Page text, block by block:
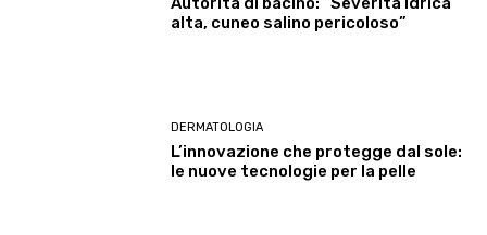
alta, cuneo salino pericoloso”
DERMATOLOGIA
L’innovazione che protegge dal sole:
le nuove tecnologie per la pelle